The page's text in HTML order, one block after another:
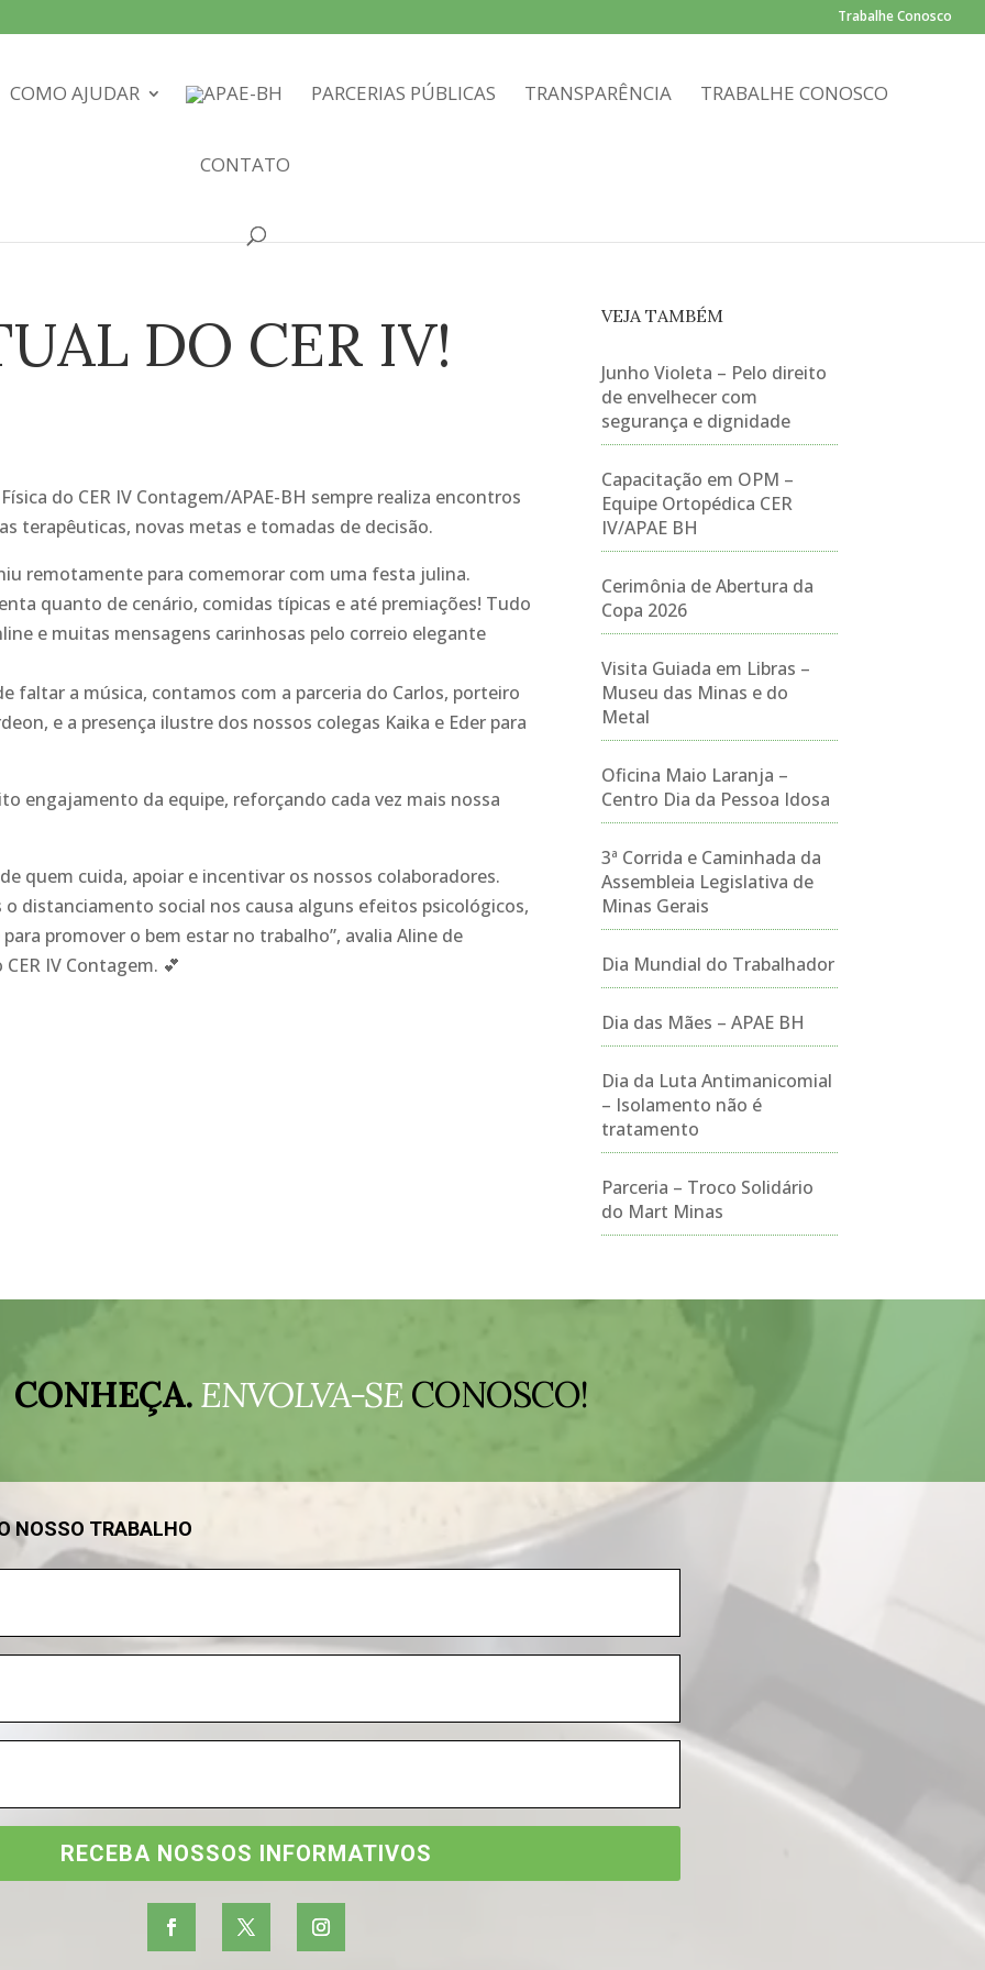
Trabalhe Conosco
COMO AJUDAR PARCERIAS PÚBLICAS TRANSPARÊNCIA TRABALHE CONOSCO
CONTATO
DO CER IV!
do CER IV Contagem/APAE-BH sempre realiza encontros
terapêuticas, novas metas e tomadas de decisão.
remotamente para comemorar com uma festa julina.
quanto de cenário, comidas típicas e até premiações! Tudo
e muitas mensagens carinhosas pelo correio elegante
faltar a música, contamos com a parceria do Carlos, porteiro
e a presença ilustre dos nossos colegas Kaika e Eder para
engajamento da equipe, reforçando cada vez mais nossa
quem cuida, apoiar e incentivar os nossos colaboradores.
distanciamento social nos causa alguns efeitos psicológicos,
promover o bem estar no trabalho”, avalia Aline de
IV Contagem. 💕
VEJA TAMBÉM
Junho Violeta – Pelo direito
de envelhecer com
segurança e dignidade
Capacitação em OPM –
Equipe Ortopédica CER
IV/APAE BH
Cerimônia de Abertura da
Copa 2026
Visita Guiada em Libras –
Museu das Minas e do
Metal
Oficina Maio Laranja –
Centro Dia da Pessoa Idosa
3ª Corrida e Caminhada da
Assembleia Legislativa de
Minas Gerais
Dia Mundial do Trabalhador
Dia das Mães – APAE BH
Dia da Luta Antimanicomial
– Isolamento não é
tratamento
Parceria – Troco Solidário
do Mart Minas
CONHEÇA.ENVOLVA-SECONOSCO!
NOSSO TRABALHO
RECEBA NOSSOS INFORMATIVOS